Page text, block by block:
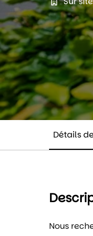
Détails
Nous